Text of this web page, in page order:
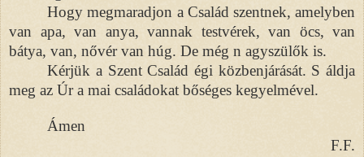
Hogy megmaradjon a Család szentnek, amelyben
van apa, van anya, vannak testvérek, van öcs, van
bátya, van, nővér van húg. De még n agyszülők is.
Kérjük a Szent Család égi közbenjárását. S áldja
meg az Úr a mai családokat bőséges kegyelmével.
Ámen
F.F.